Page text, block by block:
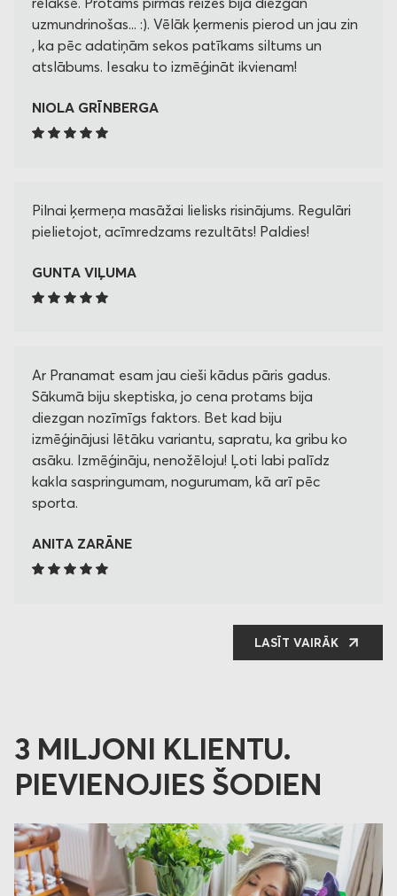
uzmundrinošas... :). Vēlāk ķermenis pierod un jau zin
, ka pēc adatiņām sekos patīkams siltums un
atslābums. Iesaku to izmēģināt ikvienam!
NIOLA GRĪNBERGA
Pilnai ķermeņa masāžai lielisks risinājums. Regulāri
pielietojot, acīmredzams rezultāts! Paldies!
GUNTA VIĻUMA
Ar Pranamat esam jau cieši kādus pāris gadus.
Sākumā biju skeptiska, jo cena protams bija
diezgan nozīmīgs faktors. Bet kad biju
izmēģinājusi lētāku variantu, sapratu, ka gribu ko
asāku. Izmēģināju, nenožēloju! Ļoti labi palīdz
kakla saspringumam, nogurumam, kā arī pēc
sporta.
ANITA ZARĀNE
LASĪT VAIRĀK
3 MILJONI KLIENTU.
PIEVIENOJIES ŠODIEN